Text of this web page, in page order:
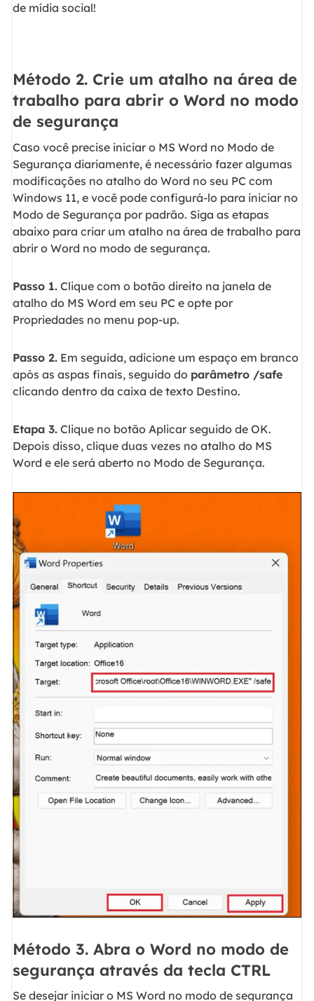
de mídia social!
Método 2. Crie um atalho na área de
trabalho para abrir o Word no modo
de segurança
Caso você precise iniciar o MS Word no Modo de
Segurança diariamente, é necessário fazer algumas
modificações no atalho do Word no seu PC com
Windows 11, e você pode configurá-lo para iniciar no
Modo de Segurança por padrão. Siga as etapas
abaixo para criar um atalho na área de trabalho para
abrir o Word no modo de segurança.
Passo 1.Clique com o botão direito na janela de
atalho do MS Word em seu PC e opte por
Propriedades no menu pop-up.
Passo 2.Em seguida, adicione um espaço em branco
após as aspas finais, seguido do parâmetro /safe
clicando dentro da caixa de texto Destino.
Etapa 3.Clique no botão Aplicar seguido de OK.
Depois disso, clique duas vezes no atalho do MS
Word e ele será aberto no Modo de Segurança.
Método 3. Abra o Word no modo de
segurança através da tecla CTRL
Se desejar iniciar o MS Word no modo de segurança